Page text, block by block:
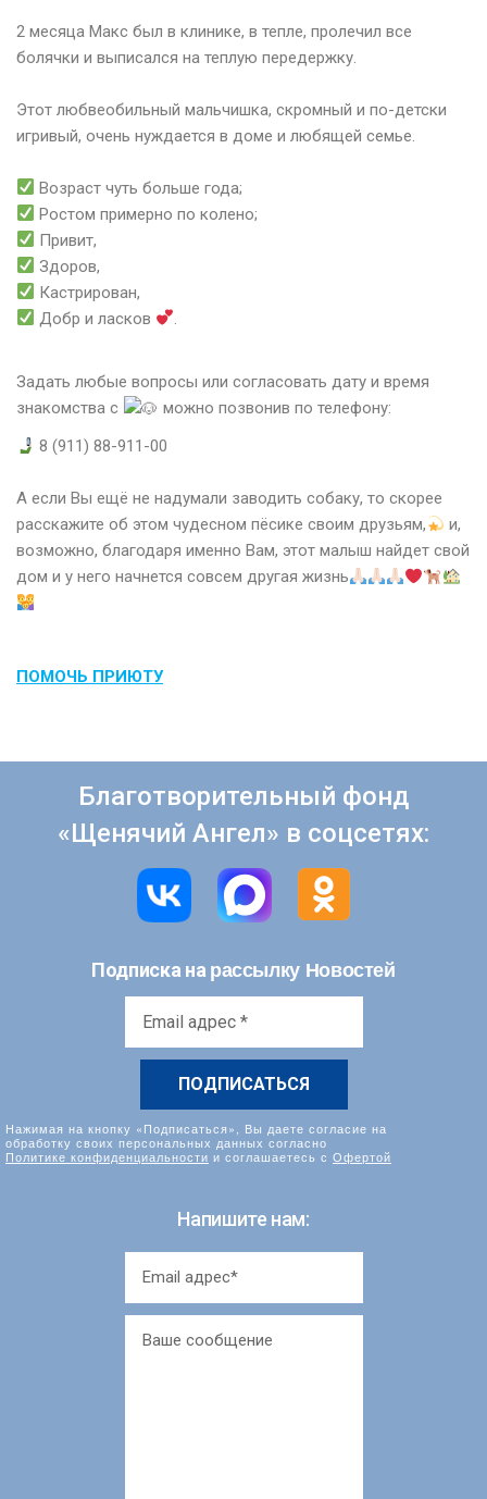
2 месяца Макс был в клинике, в тепле, пролечил все
болячки и выписался на теплую передержку.
Этот любвеобильный мальчишка, скромный и по-детски
игривый, очень нуждается в доме и любящей семье.
Возраст чуть больше года;
Ростом примерно по колено;
Привит,
Здоров,
Кастрирован,
Добр и ласков
Задать любые вопросы или согласовать дату и время
знакомства с
можно позвонив по телефону:
8 (911) 88-911-00⠀
А если Вы ещё не надумали заводить собаку, то скорее
расскажите об этом чудесном пёсике своим друзьям,
и,
возможно, благодаря именно Вам, этот малыш найдет свой
дом и у него начнется совсем другая жизнь
ПОМОЧЬ ПРИЮТУ
Благотворительный фонд
«Щенячий Ангел» в соцсетях:
Подписка на рассылку Новостей
Нажимая на кнопку «Подписаться», Вы даете согласие на
обработку своих персональных данных согласно
Политике конфиденциальности и соглашаетесь с Офертой
Напишите нам: